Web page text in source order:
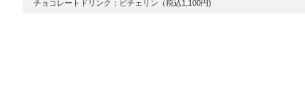
チョコレートドリンク：ビチェリン（税込1,100円)